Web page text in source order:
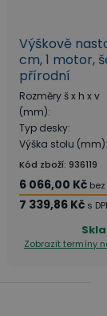
Výškově
cm, 1 motor,
přírodní
Rozměry š x h x v
(mm):
Typ desky:
Výška stolu (mm):
Kód zboží: 936119
6 066,00 Kč bez
7 339,86 Kč s
Zobrazit termíny